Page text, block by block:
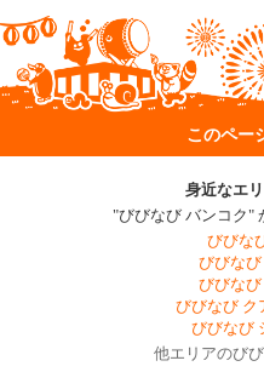
このペー
身近なエ
"びびなび バンコク"
びびな
びびなび
びびな
びびなび ク
びびなび
他エリアのび